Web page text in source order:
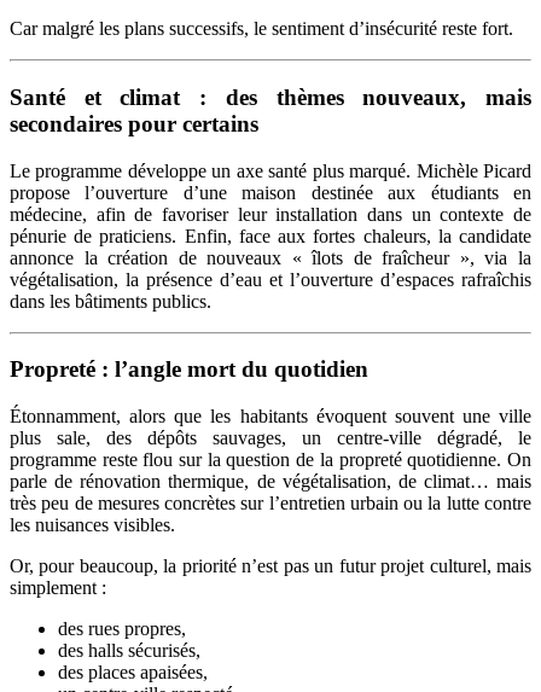
Car malgré les plans successifs, le sentiment d’insécurité reste fort.
Santé et climat : des thèmes nouveaux, mais
secondaires pour certains
Le programme développe un axe santé plus marqué. Michèle Picard
propose l’ouverture d’une maison destinée aux étudiants en
médecine, afin de favoriser leur installation dans un contexte de
pénurie de praticiens. Enfin, face aux fortes chaleurs, la candidate
annonce la création de nouveaux « îlots de fraîcheur », via la
végétalisation, la présence d’eau et l’ouverture d’espaces rafraîchis
dans les bâtiments publics.
Propreté : l’angle mort du quotidien
Étonnamment, alors que les habitants évoquent souvent une ville
plus sale, des dépôts sauvages, un centre-ville dégradé, le
programme reste flou sur la question de la propreté quotidienne. On
parle de rénovation thermique, de végétalisation, de climat… mais
très peu de mesures concrètes sur l’entretien urbain ou la lutte contre
les nuisances visibles.
Or, pour beaucoup, la priorité n’est pas un futur projet culturel, mais
simplement :
des rues propres,
des halls sécurisés,
des places apaisées,